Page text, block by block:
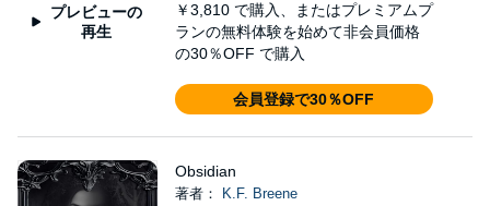
プレビューの
再生
￥3,810 で購入、またはプレミアムプ
ランの無料体験を始めて非会員価格
の30％OFF で購入
会員登録で30％OFF
Obsidian
著者：
K.F. Breene